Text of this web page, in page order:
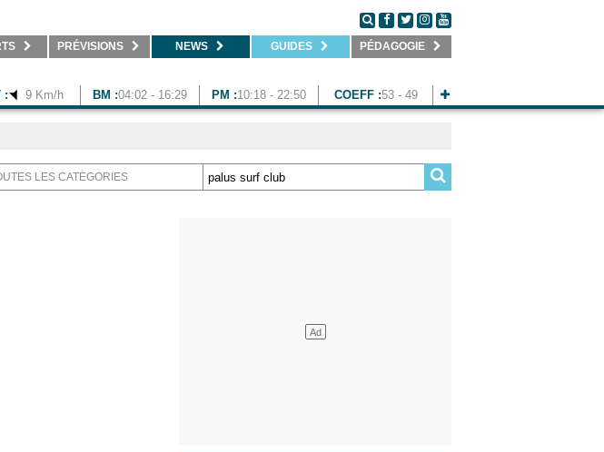
PRÉVISIONS NEWS GUIDES PÉDAGOGIE
: 9 Km/h BM :04:02 - 16:29 PM :10:18 - 22:50 COEFF :53 - 49